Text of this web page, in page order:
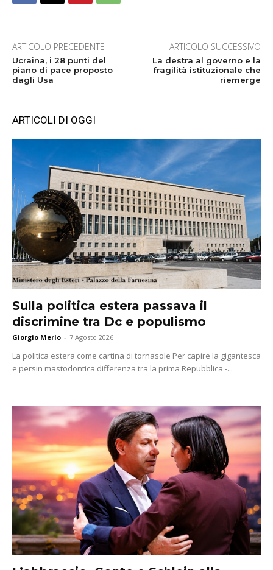
ARTICOLO PRECEDENTE
Ucraina, i 28 punti del
piano di pace proposto
dagli Usa
ARTICOLO SUCCESSIVO
La destra al governo e la
fragilità istituzionale che
riemerge
ARTICOLI DI OGGI
Sulla politica estera passava il
discrimine tra Dc e populismo
Giorgio Merlo - 7 Agosto 2026
La politica estera come cartina di tornasole Per capire la gigantesca
e persin mastodontica differenza tra la prima Repubblica -...